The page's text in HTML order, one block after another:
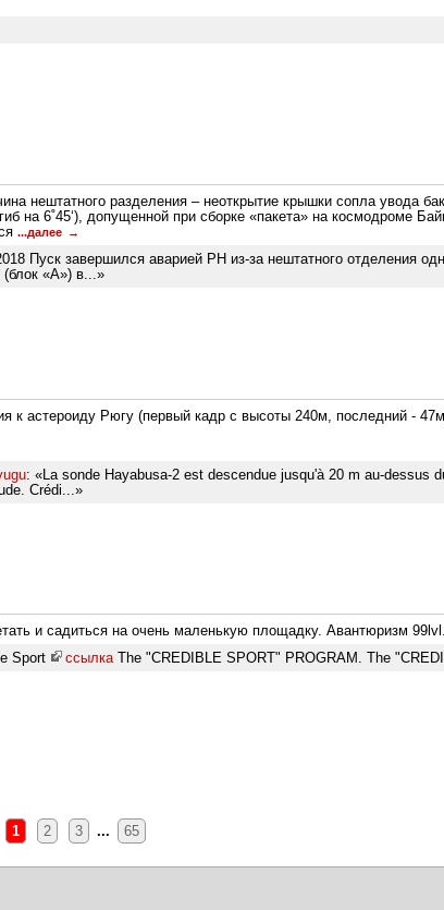
нештатного разделения – неоткрытие крышки сопла увода
на 6˚45‘), допущенной при сборке «пакета» на космодроме
...далее
Пуск завершился аварией РН из-за нештатного отделения
«А») в...»
к астероиду Рюгу (первый кадр с высоты 240м, последний -
: «La sonde Hayabusa-2 est descendue jusqu'à 20 m au-dessus
Crédi...»
и садиться на очень маленькую площадку. Авантюризм 99lvl.
Sport ссылкаThe "CREDIBLE SPORT" PROGRAM. The
1 2 3 ... 65